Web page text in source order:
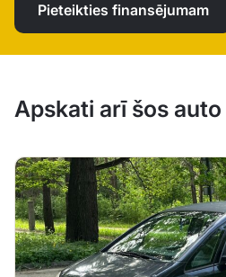
Pieteikties finansējumam
Apskati arī šos auto